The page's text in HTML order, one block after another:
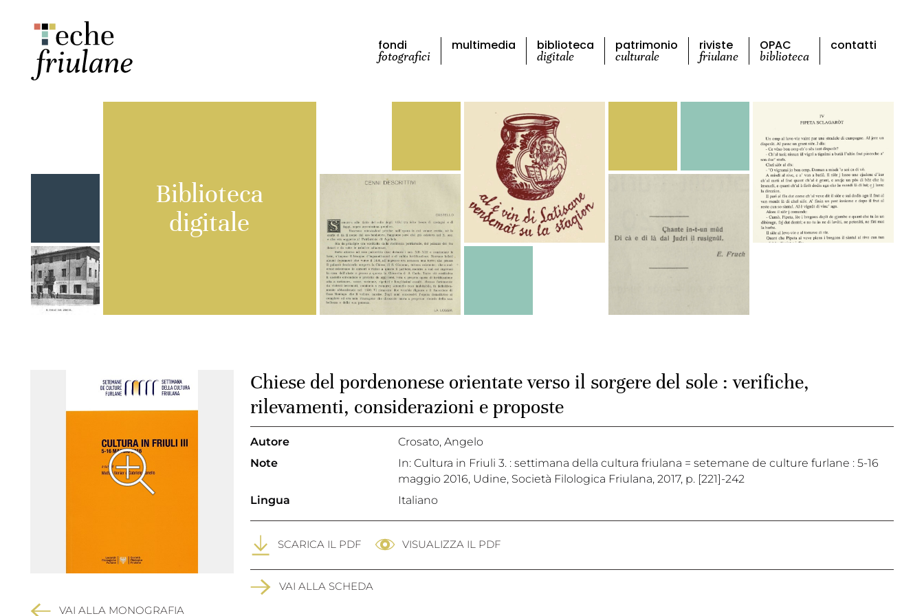
fondi
fotografici
multimedia biblioteca
digitale
patrimonio
culturale
riviste
friulane
OPAC
biblioteca
contatti
Biblioteca
digitale
VAI ALLA MONOGRAFIA
Chiese del pordenonese orientate verso il sorgere del sole : verifiche,
rilevamenti, considerazioni e proposte
Autore
Crosato, Angelo
Note
In: Cultura in Friuli 3. : settimana della cultura friulana = setemane de culture furlane : 5-16
maggio 2016, Udine, Società Filologica Friulana, 2017, p. [221]-242
Lingua
Italiano
SCARICA IL PDF VISUALIZZA IL PDF
VAI ALLA SCHEDA